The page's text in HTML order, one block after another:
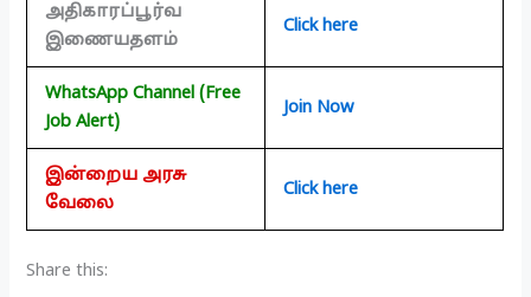
அதிகாரப்பூர்வ
இணையதளம்
Click here
WhatsApp Channel (Free
Job Alert)
Join Now
இன்றைய அரசு
வேலை
Click here
Share this: